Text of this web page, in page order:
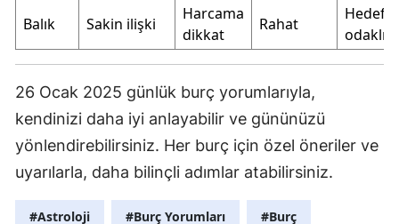
Balık Sakin ilişki
Harcama
dikkat
Rahat
Hedef
odaklı
26 Ocak 2025 günlük burç yorumlarıyla,
kendinizi daha iyi anlayabilir ve gününüzü
yönlendirebilirsiniz. Her burç için özel öneriler ve
uyarılarla, daha bilinçli adımlar atabilirsiniz.
#Astroloji #Burç Yorumları #Burç